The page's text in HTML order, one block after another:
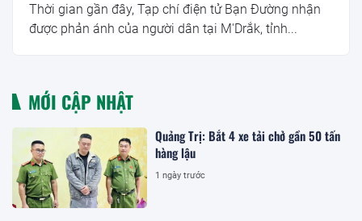
Thời gian gần đây, Tạp chí điện tử Bạn Đường nhận
được phản ánh của người dân tại M'Drắk, tỉnh...
MỚI CẬP NHẬT
Quảng Trị: Bắt 4 xe tải chở gần 50 tấn
hàng lậu
1 ngày trước